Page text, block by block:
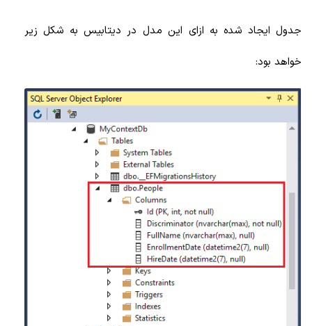
جدول ایجاد شده به ازای این مدل در دیتابیس به شکل زیر
خواهد بود: